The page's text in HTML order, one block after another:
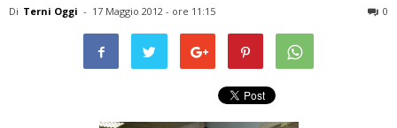
Di Terni Oggi - 17 Maggio 2012 - ore 11:15 0